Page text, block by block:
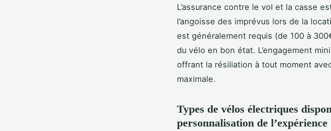
L’assurance contre le vol et la casse
l’angoisse des imprévus lors de la
est généralement requis (de 100 à
du vélo en bon état. L’engagement
offrant la résiliation à tout moment
maximale.
Types de vélos électriques
personnalisation de l’expérience